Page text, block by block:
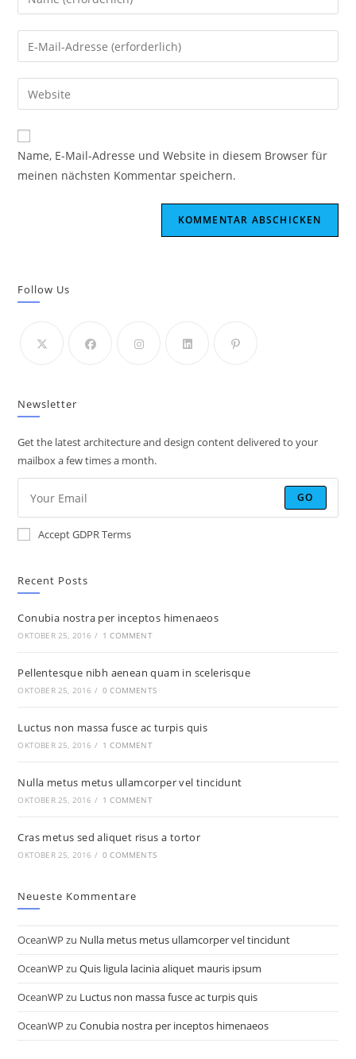
deinen
Namen
oder
zum
Kommentieren
ein
Gib
deine
E-
Mail-
zum
Kommentieren
ein
Gib
deine
Website-
URL
Name, E-Mail-Adresse und Website in diesem Browser für
meinen nächsten Kommentar speichern.
Follow Us
Newsletter
Get the latest architecture and design content delivered to your
mailbox a few times a month.
GO
Accept GDPR Terms
Recent Posts
Conubia nostra per inceptos himenaeos
OKTOBER 25, 2016 / 1 COMMENT
Pellentesque nibh aenean quam in scelerisque
OKTOBER 25, 2016 / 0 COMMENTS
Luctus non massa fusce ac turpis quis
OKTOBER 25, 2016 / 1 COMMENT
Nulla metus metus ullamcorper vel tincidunt
OKTOBER 25, 2016 / 1 COMMENT
Cras metus sed aliquet risus a tortor
OKTOBER 25, 2016 / 0 COMMENTS
Neueste Kommentare
OceanWP zu Nulla metus metus ullamcorper vel tincidunt
OceanWP zuQuis ligula lacinia aliquet mauris ipsum
OceanWP zu Luctus non massa fusce ac turpis quis
OceanWP zuConubia nostra per inceptos himenaeos